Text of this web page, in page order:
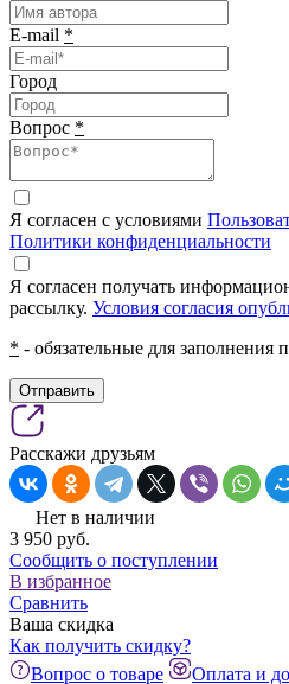
E-mail *
Город
Вопрос *
Я согласен с условиями
Политики конфиденциальности
Я согласен получать
рассылку. Условия согласия
* - обязательные для заполнения
Отправить
Расскажи друзьям
Нет в наличии
3 950 pуб.
Сообщить о поступлении
В избранное
Сравнить
Ваша скидка
Как получить скидку?
Вопрос о товаре
Оплата и